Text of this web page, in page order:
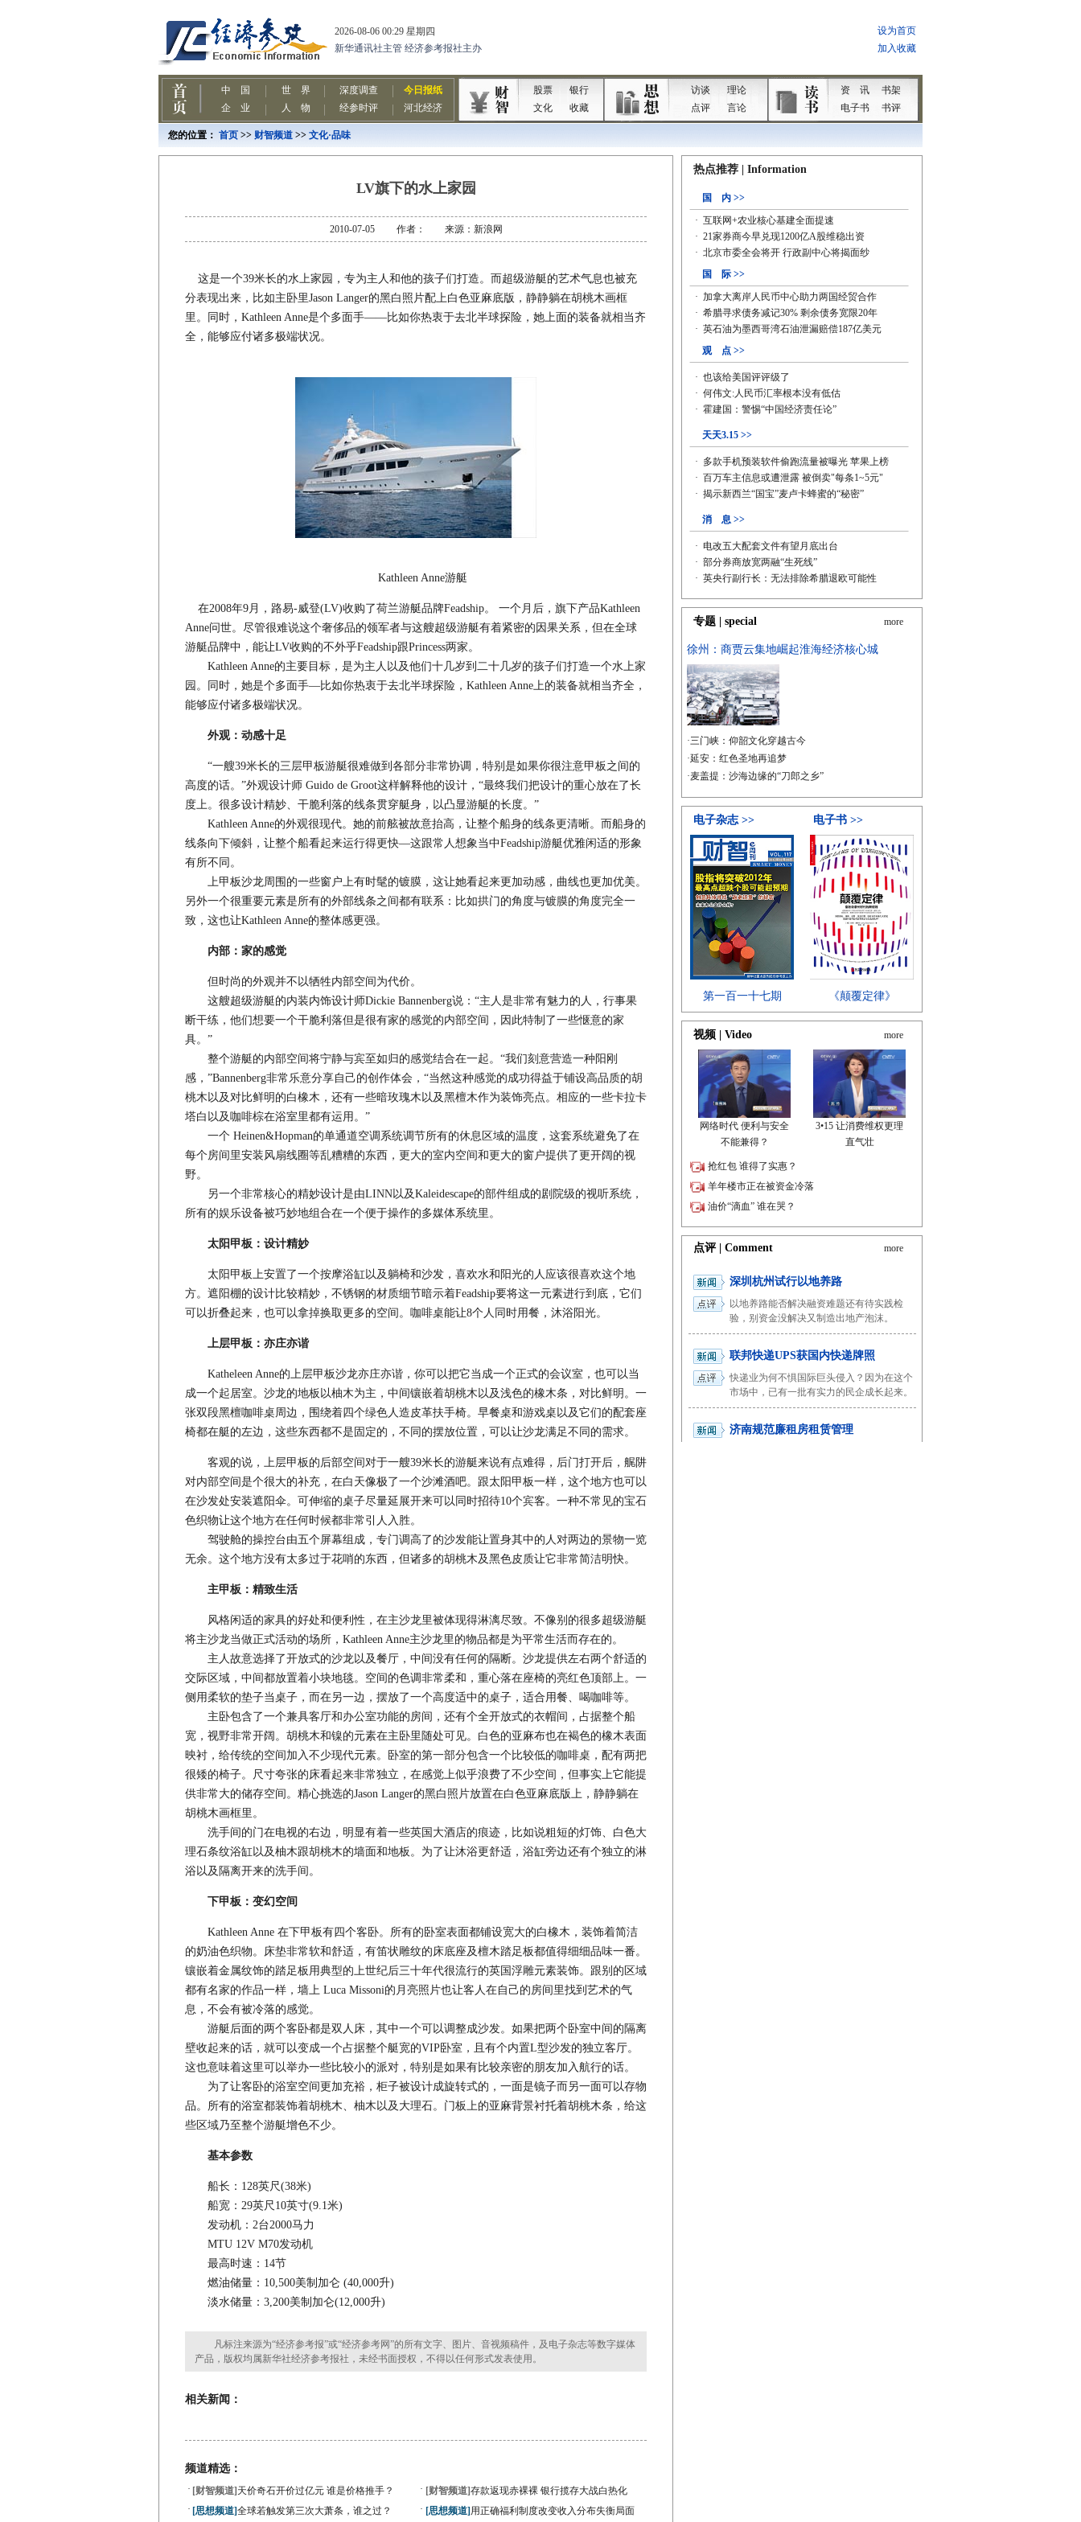
您的位置： 首页 >> 财智频道 >> 文化·品味
LV旗下的水上家园
2010-07-05 作者： 来源：新浪网
这是一个39米长的水上家园，专为主人和他的孩子们打造。而超级游艇的艺术气息也被充
分表现出来，比如主卧里Jason Langer的黑白照片配上白色亚麻底版，静静躺在胡桃木画框
里。同时，Kathleen Anne是个多面手——比如你热衷于去北半球探险，她上面的装备就相当齐
全，能够应付诸多极端状况。
Kathleen Anne游艇
在2008年9月，路易-威登(LV)收购了荷兰游艇品牌Feadship。 一个月后，旗下产品Kathleen
Anne问世。尽管很难说这个奢侈品的领军者与这艘超级游艇有着紧密的因果关系，但在全球
游艇品牌中，能让LV收购的不外乎Feadship跟Princess两家。
Kathleen Anne的主要目标，是为主人以及他们十几岁到二十几岁的孩子们打造一个水上家
园。同时，她是个多面手—比如你热衷于去北半球探险，Kathleen Anne上的装备就相当齐全，
能够应付诸多极端状况。
外观：动感十足
“一艘39米长的三层甲板游艇很难做到各部分非常协调，特别是如果你很注意甲板之间的
高度的话。”外观设计师 Guido de Groot这样解释他的设计，“最终我们把设计的重心放在了长
度上。很多设计精妙、干脆利落的线条贯穿艇身，以凸显游艇的长度。”
Kathleen Anne的外观很现代。她的前舷被故意抬高，让整个船身的线条更清晰。而船身的
线条向下倾斜，让整个船看起来运行得更快—这跟常人想象当中Feadship游艇优雅闲适的形象
有所不同。
上甲板沙龙周围的一些窗户上有时髦的镀膜，这让她看起来更加动感，曲线也更加优美。
另外一个很重要元素是所有的外部线条之间都有联系：比如拱门的角度与镀膜的角度完全一
致，这也让Kathleen Anne的整体感更强。
内部：家的感觉
但时尚的外观并不以牺牲内部空间为代价。
这艘超级游艇的内装内饰设计师Dickie Bannenberg说：“主人是非常有魅力的人，行事果
断干练，他们想要一个干脆利落但是很有家的感觉的内部空间，因此特制了一些惬意的家
具。”
整个游艇的内部空间将宁静与宾至如归的感觉结合在一起。“我们刻意营造一种阳刚
感，”Bannenberg非常乐意分享自己的创作体会，“当然这种感觉的成功得益于铺设高品质的胡
桃木以及对比鲜明的白橡木，还有一些暗玫瑰木以及黑檀木作为装饰亮点。相应的一些卡拉卡
塔白以及咖啡棕在浴室里都有运用。”
一个 Heinen&Hopman的单通道空调系统调节所有的休息区域的温度，这套系统避免了在
每个房间里安装风扇线圈等乱糟糟的东西，更大的室内空间和更大的窗户提供了更开阔的视
野。
另一个非常核心的精妙设计是由LINN以及Kaleidescape的部件组成的剧院级的视听系统，
所有的娱乐设备被巧妙地组合在一个便于操作的多媒体系统里。
太阳甲板：设计精妙
太阳甲板上安置了一个按摩浴缸以及躺椅和沙发，喜欢水和阳光的人应该很喜欢这个地
方。遮阳棚的设计比较精妙，不锈钢的材质细节暗示着Feadship要将这一元素进行到底，它们
可以折叠起来，也可以拿掉换取更多的空间。咖啡桌能让8个人同时用餐，沐浴阳光。
上层甲板：亦庄亦谐
Katheleen Anne的上层甲板沙龙亦庄亦谐，你可以把它当成一个正式的会议室，也可以当
成一个起居室。沙龙的地板以柚木为主，中间镶嵌着胡桃木以及浅色的橡木条，对比鲜明。一
张双段黑檀咖啡桌周边，围绕着四个绿色人造皮革扶手椅。早餐桌和游戏桌以及它们的配套座
椅都在艇的左边，这些东西都不是固定的，不同的摆放位置，可以让沙龙满足不同的需求。
客观的说，上层甲板的后部空间对于一艘39米长的游艇来说有点难得，后门打开后，艉阱
对内部空间是个很大的补充，在白天像极了一个沙滩酒吧。跟太阳甲板一样，这个地方也可以
在沙发处安装遮阳伞。可伸缩的桌子尽量延展开来可以同时招待10个宾客。一种不常见的宝石
色织物让这个地方在任何时候都非常引人入胜。
驾驶舱的操控台由五个屏幕组成，专门调高了的沙发能让置身其中的人对两边的景物一览
无余。这个地方没有太多过于花哨的东西，但诸多的胡桃木及黑色皮质让它非常简洁明快。
主甲板：精致生活
风格闲适的家具的好处和便利性，在主沙龙里被体现得淋漓尽致。不像别的很多超级游艇
将主沙龙当做正式活动的场所，Kathleen Anne主沙龙里的物品都是为平常生活而存在的。
主人故意选择了开放式的沙龙以及餐厅，中间没有任何的隔断。沙龙提供左右两个舒适的
交际区域，中间都放置着小块地毯。空间的色调非常柔和，重心落在座椅的亮红色顶部上。一
侧用柔软的垫子当桌子，而在另一边，摆放了一个高度适中的桌子，适合用餐、喝咖啡等。
主卧包含了一个兼具客厅和办公室功能的房间，还有个全开放式的衣帽间，占据整个船
宽，视野非常开阔。胡桃木和镍的元素在主卧里随处可见。白色的亚麻布也在褐色的橡木表面
映衬，给传统的空间加入不少现代元素。卧室的第一部分包含一个比较低的咖啡桌，配有两把
很矮的椅子。尺寸夸张的床看起来非常独立，在感觉上似乎浪费了不少空间，但事实上它能提
供非常大的储存空间。精心挑选的Jason Langer的黑白照片放置在白色亚麻底版上，静静躺在
胡桃木画框里。
洗手间的门在电视的右边，明显有着一些英国大酒店的痕迹，比如说粗短的灯饰、白色大
理石条纹浴缸以及柚木跟胡桃木的墙面和地板。为了让沐浴更舒适，浴缸旁边还有个独立的淋
浴以及隔离开来的洗手间。
下甲板：变幻空间
Kathleen Anne 在下甲板有四个客卧。所有的卧室表面都铺设宽大的白橡木，装饰着简洁
的奶油色织物。床垫非常软和舒适，有笛状雕纹的床底座及檀木踏足板都值得细细品味一番。
镶嵌着金属纹饰的踏足板用典型的上世纪后三十年代很流行的英国浮雕元素装饰。跟别的区域
都有名家的作品一样，墙上 Luca Missoni的月亮照片也让客人在自己的房间里找到艺术的气
息，不会有被冷落的感觉。
游艇后面的两个客卧都是双人床，其中一个可以调整成沙发。如果把两个卧室中间的隔离
壁收起来的话，就可以变成一个占据整个艇宽的VIP卧室，且有个内置L型沙发的独立客厅。
这也意味着这里可以举办一些比较小的派对，特别是如果有比较亲密的朋友加入航行的话。
为了让客卧的浴室空间更加充裕，柜子被设计成旋转式的，一面是镜子而另一面可以存物
品。所有的浴室都装饰着胡桃木、柚木以及大理石。门板上的亚麻背景衬托着胡桃木条，给这
些区域乃至整个游艇增色不少。
基本参数
船长：128英尺(38米)
船宽：29英尺10英寸(9.1米)
发动机：2台2000马力
MTU 12V M70发动机
最高时速：14节
燃油储量：10,500美制加仑 (40,000升)
淡水储量：3,200美制加仑(12,000升)
凡标注来源为“经济参考报”或“经济参考网”的所有文字、图片、音视频稿件，及电子杂志等数字媒体
产品，版权均属新华社经济参考报社，未经书面授权，不得以任何形式发表使用。
相关新闻：
频道精选：
· [财智频道] 天价奇石开价过亿元 谁是价格推手？ · [财智频道]存款返现赤裸裸 银行揽存大战白热化
· [思想频道]全球若触发第三次大萧条，谁之过？ · [思想频道] 用正确福利制度改变收入分布失衡局面